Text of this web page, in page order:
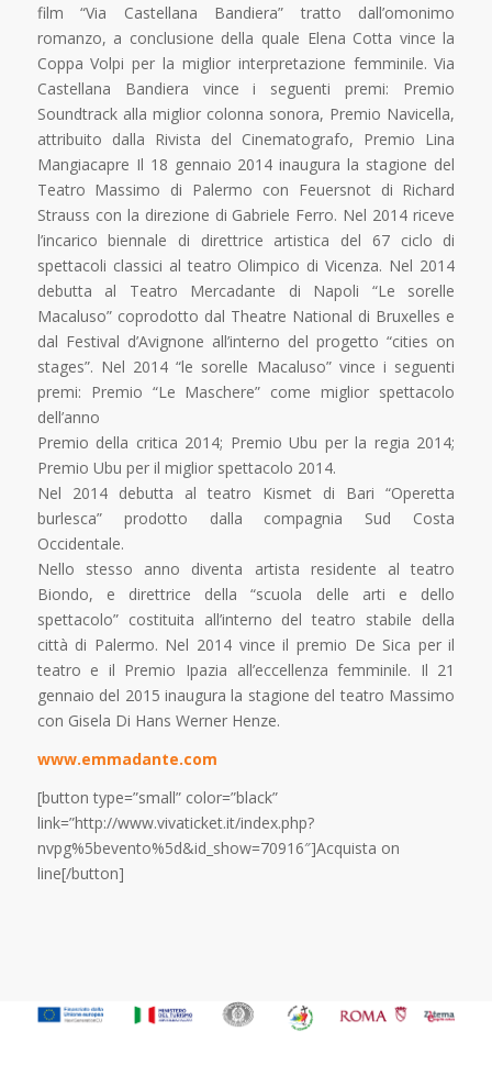
film “Via Castellana Bandiera” tratto dall’omonimo
romanzo, a conclusione della quale Elena Cotta vince la
Coppa Volpi per la miglior interpretazione femminile. Via
Castellana Bandiera vince i seguenti premi: Premio
Soundtrack alla miglior colonna sonora, Premio Navicella,
attribuito dalla Rivista del Cinematografo, Premio Lina
Mangiacapre Il 18 gennaio 2014 inaugura la stagione del
Teatro Massimo di Palermo con Feuersnot di Richard
Strauss con la direzione di Gabriele Ferro. Nel 2014 riceve
l’incarico biennale di direttrice artistica del 67 ciclo di
spettacoli classici al teatro Olimpico di Vicenza. Nel 2014
debutta al Teatro Mercadante di Napoli “Le sorelle
Macaluso” coprodotto dal Theatre National di Bruxelles e
dal Festival d’Avignone all’interno del progetto “cities on
stages”. Nel 2014 “le sorelle Macaluso” vince i seguenti
premi: Premio “Le Maschere” come miglior spettacolo
dell’anno
Premio della critica 2014; Premio Ubu per la regia 2014;
Premio Ubu per il miglior spettacolo 2014.
Nel 2014 debutta al teatro Kismet di Bari “Operetta
burlesca” prodotto dalla compagnia Sud Costa
Occidentale.
Nello stesso anno diventa artista residente al teatro
Biondo, e direttrice della “scuola delle arti e dello
spettacolo” costituita all’interno del teatro stabile della
città di Palermo. Nel 2014 vince il premio De Sica per il
teatro e il Premio Ipazia all’eccellenza femminile. Il 21
gennaio del 2015 inaugura la stagione del teatro Massimo
con Gisela Di Hans Werner Henze.
www.emmadante.com
[button type=”small” color=”black”
link=”http://www.vivaticket.it/index.php?
nvpg%5bevento%5d&id_show=70916″]Acquista on
line[/button]